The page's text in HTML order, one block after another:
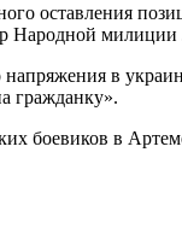
оставления
Народной
в
гражданку».
боевиков в